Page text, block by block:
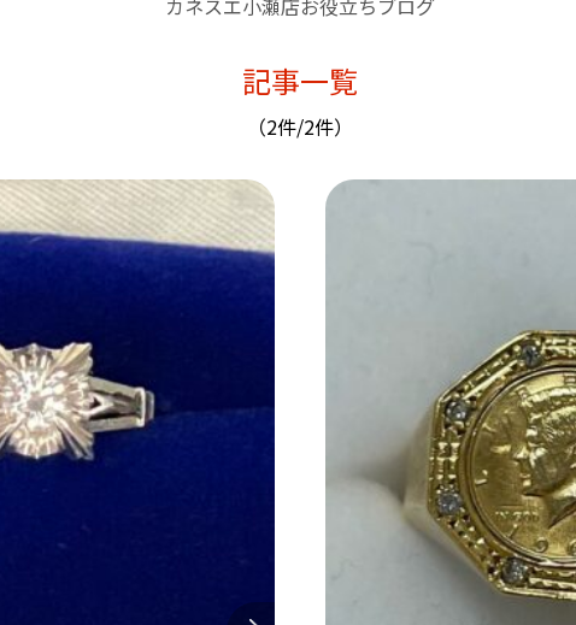
カネスエ小瀬店お役立ちブログ
記事一覧
（2件/2件）